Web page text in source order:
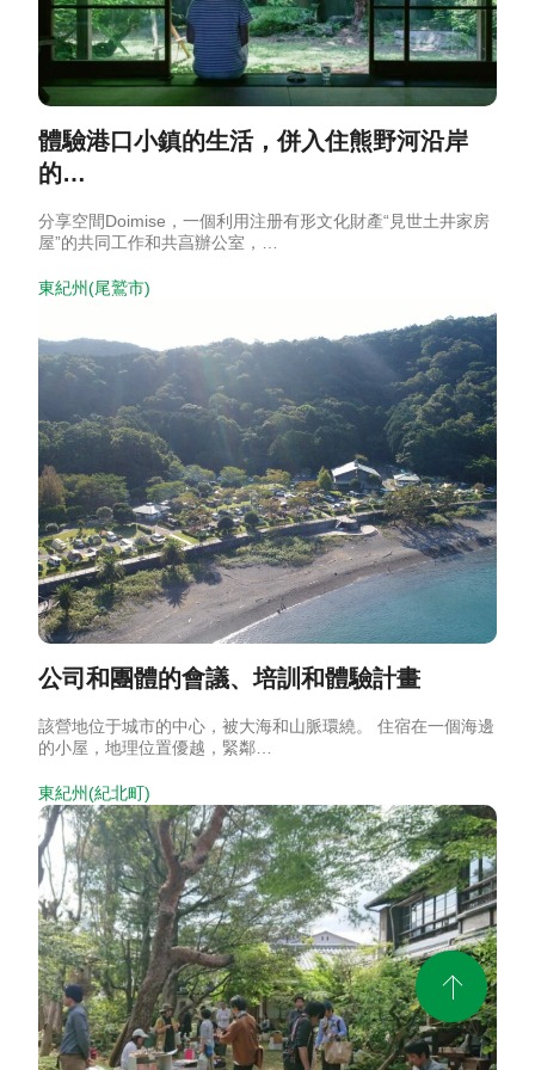
體驗港口小鎮的生活，併入住熊野河沿岸
的…
分享空間Doimise，一個利用注册有形文化財產“見世土井家房
屋”的共同工作和共亯辦公室，…
東紀州(尾鷲市)
公司和團體的會議、培訓和體驗計畫
該營地位于城市的中心，被大海和山脈環繞。 住宿在一個海邊
的小屋，地理位置優越，緊鄰…
東紀州(紀北町)